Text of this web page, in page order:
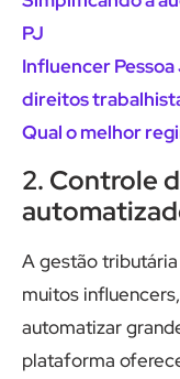
PJ
Influencer
direitos
Qual o melhor
2. Controle
A gestão
muitos
automatizar
plataforma